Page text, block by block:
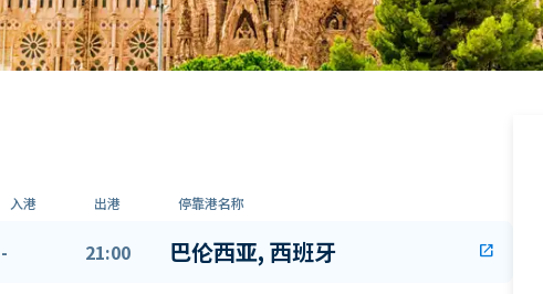
入港 出港 停靠港名称
- 21:00 巴伦西亚, 西班牙 open_in_new